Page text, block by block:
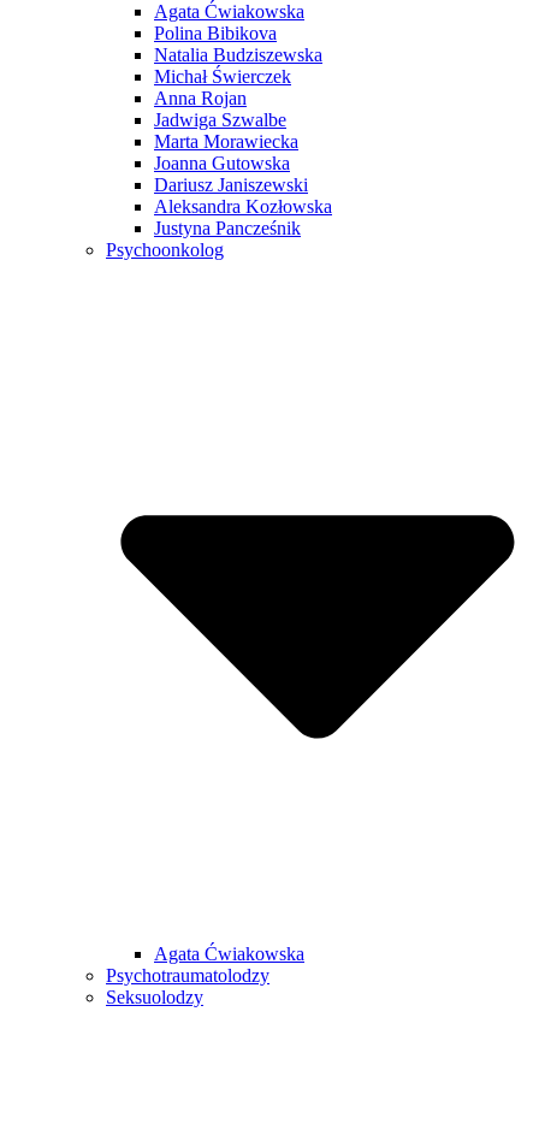
Agata Ćwiakowska
Polina Bibikova
Natalia Budziszewska
Michał Świerczek
Anna Rojan
Jadwiga Szwalbe
Marta Morawiecka
Joanna Gutowska
Dariusz Janiszewski
Aleksandra Kozłowska
Justyna Pancześnik
Psychoonkolog
Agata Ćwiakowska
Psychotraumatolodzy
Seksuolodzy